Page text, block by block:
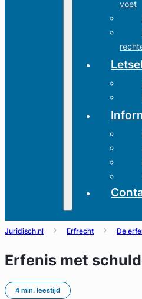
voet
Juridisch.nl Erfrecht De
Erfenis met
4 min. leestijd